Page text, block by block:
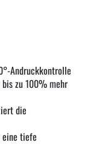
Andruckkontrolle
zu 100% mehr
die
eine tiefe